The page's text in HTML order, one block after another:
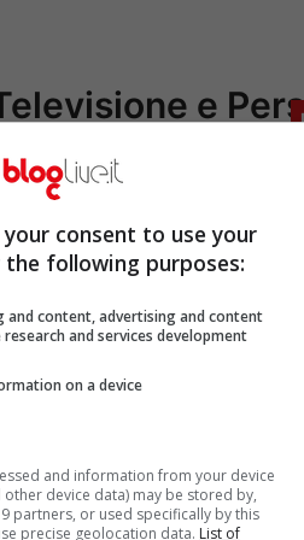
e
Il tragico destino
che ha pagato con
di gentilezza
motociclista italiano,
compagno della
con l’auto.
consent to use your
following purposes:
and content, advertising and content
and services development
on a device
and information from your device
device data) may be stored by,
partners, or used specifically by this
precise geolocation data. List of